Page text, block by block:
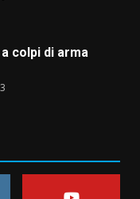
colpi di arma
del